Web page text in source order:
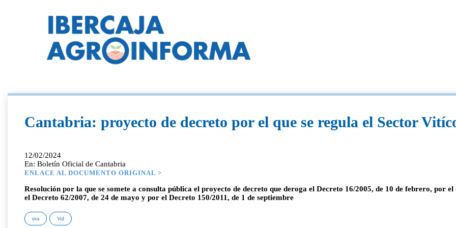
Cantabria: proyecto de decreto por el que se regula el Sector
12/02/2024
En: Boletín Oficial de Cantabria
ENLACE AL DOCUMENTO ORIGINAL >
Resolución por la que se somete a consulta pública el proyecto de decreto que deroga el Decreto 16/2005, de 10 de febrero, por
el Decreto 62/2007, de 24 de mayo y por el Decreto 150/2011, de 1 de septiembre
uva Vid